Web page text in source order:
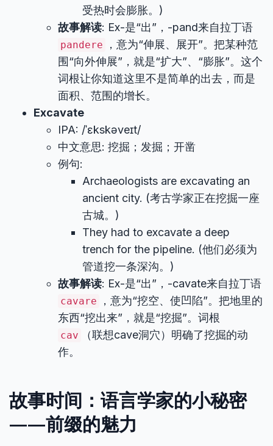
受热时会膨胀。)
故事解读: Ex-是“出”，-pand来自拉丁语
pandere
，意为“伸展、展开”。把某种范
围“向外伸展”，就是“扩大”、“膨胀”。这个
词根让你知道这里不是简单的出去，而是
面积、范围的增长。
Excavate
IPA: /ˈɛkskəveɪt/
中文意思: 挖掘；发掘；开凿
例句:
Archaeologists are excavating an
ancient city. (考古学家正在挖掘一座
古城。)
They had to excavate a deep
trench for the pipeline. (他们必须为
管道挖一条深沟。)
故事解读: Ex-是“出”，-cavate来自拉丁语
cavare
，意为“挖空、使凹陷”。把地里的
东西“挖出来”，就是“挖掘”。词根
cav
（联想cave洞穴）明确了挖掘的动
作。
故事时间：语言学家的小秘密
——前缀的魅力